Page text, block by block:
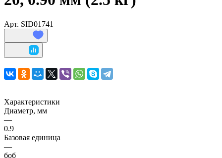
Арт. SID01741
Характеристики
Диаметр, мм
—
0.9
Базовая единица
—
боб